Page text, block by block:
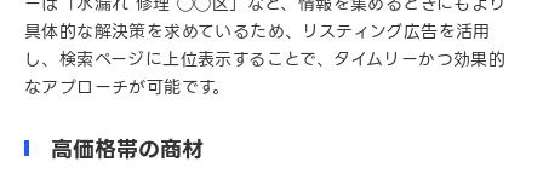
具体的な解決策を求めているため、リスティング広告を活用
し、検索ページに上位表示することで、タイムリーかつ効果的
なアプローチが可能です。
高価格帯の商材